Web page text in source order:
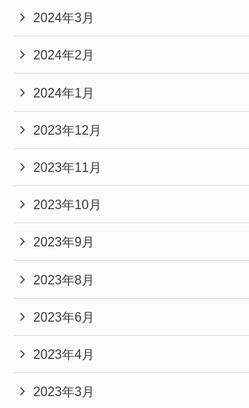
2024年3月
2024年2月
2024年1月
2023年12月
2023年11月
2023年10月
2023年9月
2023年8月
2023年6月
2023年4月
2023年3月